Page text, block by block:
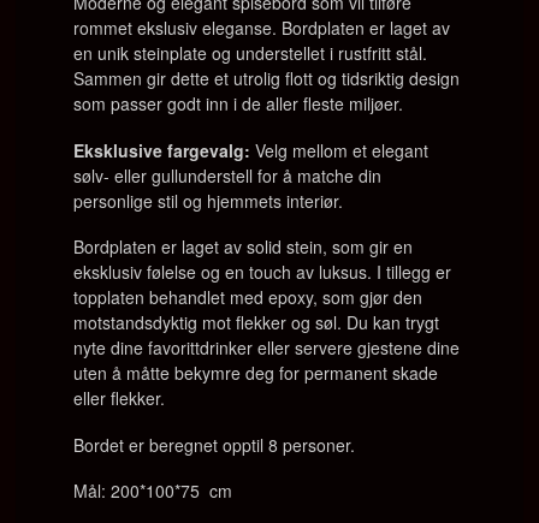
rommet ekslusiv eleganse. Bordplaten er laget av
en unik steinplate og understellet i rustfritt stål.
Sammen gir dette et utrolig flott og tidsriktig design
som passer godt inn i de aller fleste miljøer.
Eksklusive fargevalg: Velg mellom et elegant
sølv- eller gullunderstell for å matche din
personlige stil og hjemmets interiør.
Bordplaten er laget av solid stein, som gir en
eksklusiv følelse og en touch av luksus. I tillegg er
topplaten behandlet med epoxy, som gjør den
motstandsdyktig mot flekker og søl. Du kan trygt
nyte dine favorittdrinker eller servere gjestene dine
uten å måtte bekymre deg for permanent skade
eller flekker.
Bordet er beregnet opptil 8 personer.
Mål: 200*100*75 cm